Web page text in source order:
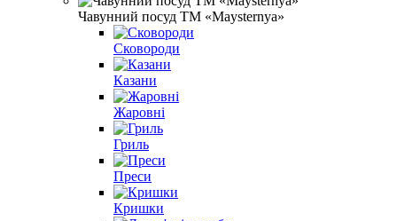
Чавунний посуд ТМ «Maysternya»
Сковороди
Казани
Жаровні
Гриль
Преси
Кришки